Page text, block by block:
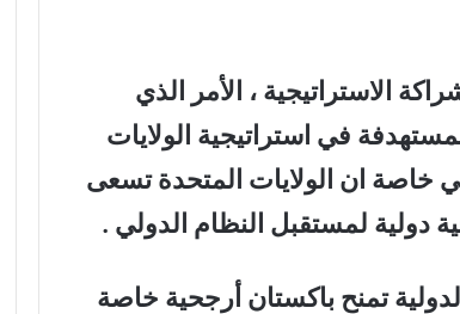
الاستراتيجية ، الأمر الذي
في استراتيجية الولايات
خاصة ان الولايات المتحدة تسعى
دولية لمستقبل النظام الدولي .
تمنح باكستان أرجحية خاصة